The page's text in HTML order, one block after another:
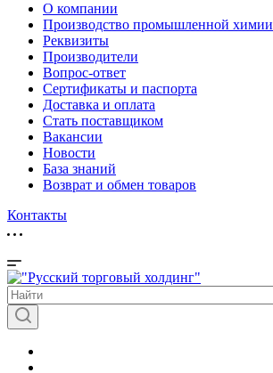
О компании
Производство промышленной химии
Реквизиты
Производители
Вопрос-ответ
Сертификаты и паспорта
Доставка и оплата
Стать поставщиком
Вакансии
Новости
База знаний
Возврат и обмен товаров
Контакты